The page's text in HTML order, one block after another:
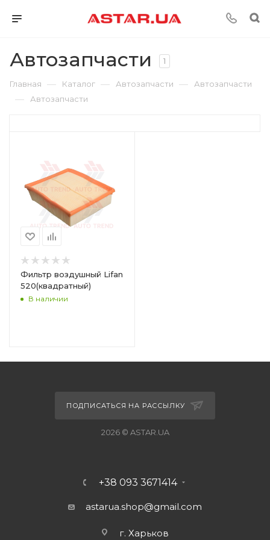
Автозапчасти 1
Главная — Каталог — Автозапчасти — Автозапчасти
— Автозапчасти
Фильтр воздушный Lifan
520(квадратный)
В наличии
ПОДПИСАТЬСЯ НА РАССЫЛКУ
2026 © ASTAR.UA
+38 093 3671414
astarua.shop@gmail.com
г. Харьков